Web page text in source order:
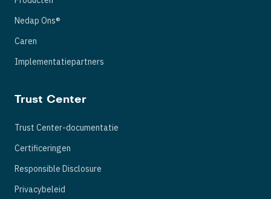
Nedap Ons®
Caren
Implementatiepartners
Trust Center
Trust Center-documentatie
Certificeringen
Responsible Disclosure
Privacybeleid